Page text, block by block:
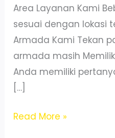
Area Layanan Kami
sesuai dengan lokasi
Armada Kami Tekan
armada masih
Anda memiliki
[…]
Sewa
Read More »